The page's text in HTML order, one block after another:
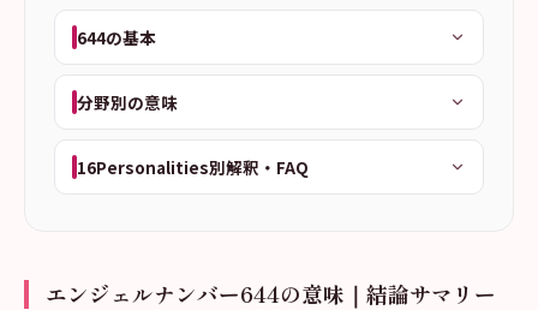
644の基本
分野別の意味
16Personalities別解釈・FAQ
エンジェルナンバー644の意味｜結論サマリー